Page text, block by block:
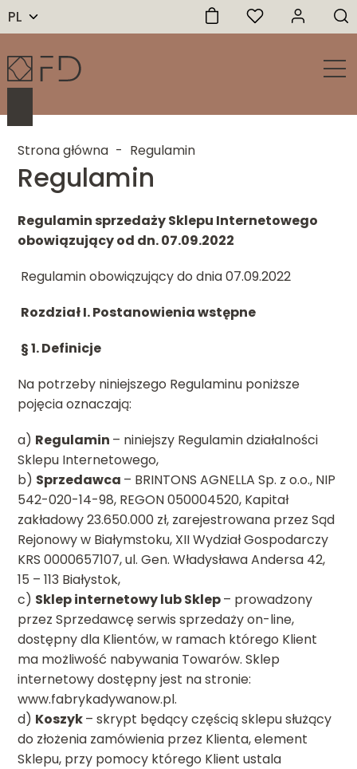
PL
Strona główna - Regulamin
Regulamin
Regulamin sprzedaży Sklepu Internetowego
obowiązujący od dn. 07.09.2022
Regulamin obowiązujący do dnia 07.09.2022
Rozdział I.Postanowienia wstępne
§ 1.Definicje
Na potrzeby niniejszego Regulaminu poniższe
pojęcia oznaczają:
a) Regulamin – niniejszy Regulamin działalności
Sklepu Internetowego,
b) Sprzedawca – BRINTONS AGNELLA Sp. z o.o., NIP
542-020-14-98, REGON 050004520, Kapitał
zakładowy 23.650.000 zł, zarejestrowana przez Sąd
Rejonowy w Białymstoku, XII Wydział Gospodarczy
KRS 0000657107, ul. Gen. Władysława Andersa 42,
15 – 113 Białystok,
c) Sklep internetowy lub Sklep– prowadzony
przez Sprzedawcę serwis sprzedaży on-line,
dostępny dla Klientów, w ramach którego Klient
ma możliwość nabywania Towarów. Sklep
internetowy dostępny jest na stronie:
www.fabrykadywanow.pl.
d) Koszyk– skrypt będący częścią sklepu służący
do złożenia zamówienia przez Klienta, element
Sklepu, przy pomocy którego Klient ustala